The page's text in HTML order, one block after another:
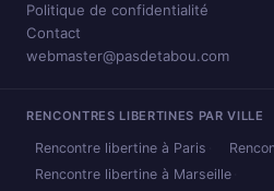
Politique de confidentialité
Contact
webmaster@pasdetabou.com
RENCONTRES LIBERTINES PAR VILLE
Rencontre libertine à Paris
Rencontre libertine à Marseille